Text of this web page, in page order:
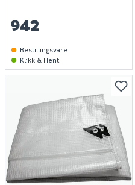
942
Bestillingsvare
Klikk & Hent